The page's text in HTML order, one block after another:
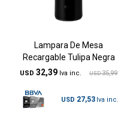
Lampara De Mesa
Recargable Tulipa Negra
USD 32,39 USD 35,99
USD 27,53